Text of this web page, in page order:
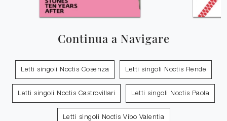
Continua a Navigare
Letti singoli Noctis Cosenza Letti singoli Noctis Rende
Letti singoli Noctis Castrovillari Letti singoli Noctis Paola
Letti singoli Noctis Vibo Valentia